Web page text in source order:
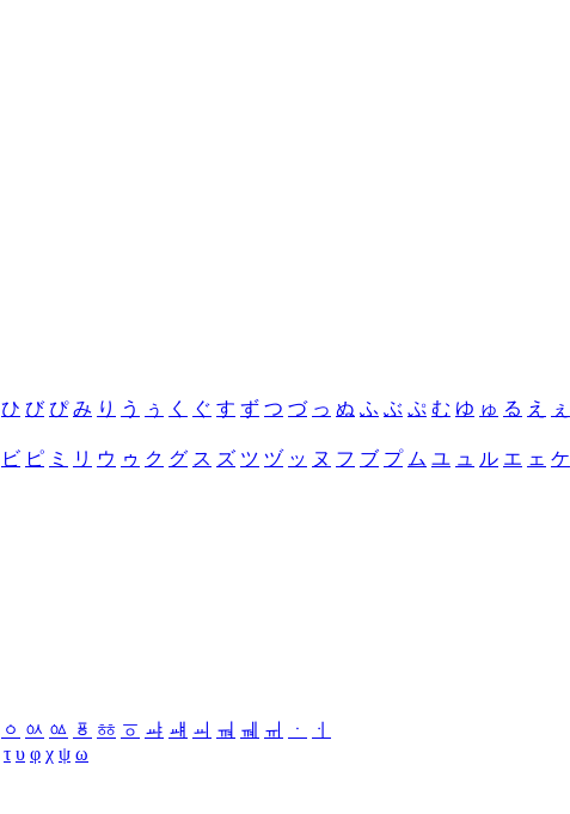
ひ び ぴ み り う ぅ く ぐ す ず つ づ っ ぬ ふ ぶ ぷ む ゆ ゅ る え ぇ
ビ ピ ミ リ ウ ゥ ク グ ス ズ ツ ヅ ッ ヌ フ ブ プ ム ユ ュ ル エ ェ ケ
ㆁ ㆂ ㆃ ㆄ ㆅ ㆆ ㆇ ㆈ ㆉ ㆊ ㆋ ㆌ ㆍ
ㆎ
τ υ φ χ ψ ω